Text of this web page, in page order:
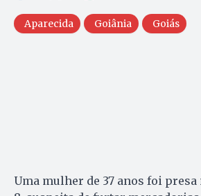
Aparecida Goiânia Goiás
Uma mulher de 37 anos foi